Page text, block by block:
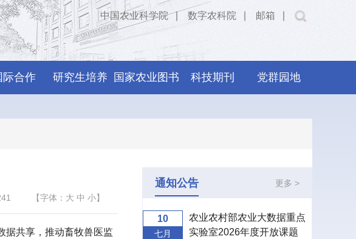
中国农业科学院 ∣ 数字农科院 邮箱
际合作 研究生培养 国家农业图书 科技期刊 党群园地
【字体： 大 中 小】
据共享，推动畜牧兽医监
通知公告 更多 >
10
七月
农业农村部农业大数据重点
实验室2026年度开放课题